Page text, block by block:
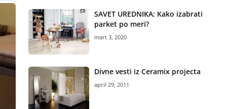
SAVET UREDNIKA: Kako izabrati
parket po meri?
mart 3, 2020
Divne vesti iz Ceramix projecta
april 29, 2011